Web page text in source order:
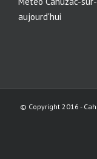
aujourd'hui
© Copyright 2016 -